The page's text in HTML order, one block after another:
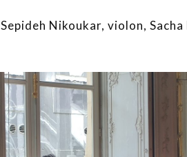
Nikoukar, violon, Sacha